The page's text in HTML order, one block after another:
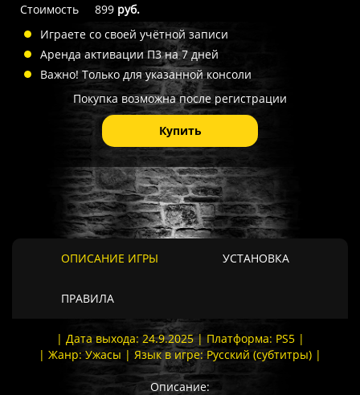
Стоимость 899 руб.
Играете со своей учётной записи
Аренда активации П3 на 7 дней
Важно! Только для указанной консоли
Покупка возможна после регистрации
Купить
ОПИСАНИЕ ИГРЫ УСТАНОВКА
ПРАВИЛА
| Дата выхода: 24.9.2025 | Платформа: PS5 |
| Жанр: Ужасы | Язык в игре: Русский (субтитры) |
Описание: